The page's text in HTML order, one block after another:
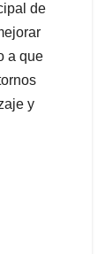
de
a que
y